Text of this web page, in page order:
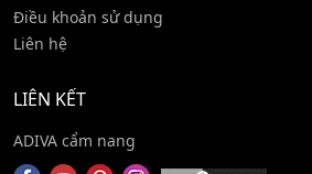
Điều khoản sử dụng
Liên hệ
LIÊN KẾT
ADIVA cẩm nang